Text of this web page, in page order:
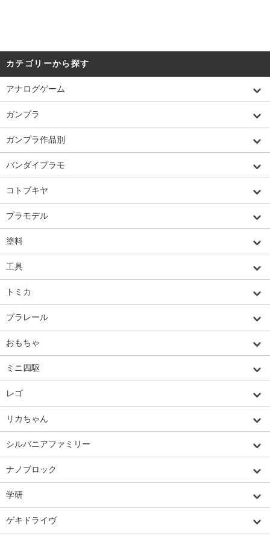
カテゴリーから探す
アナログゲーム
ガンプラ
ガンプラ作品別
バンダイプラモ
コトブキヤ
プラモデル
塗料
工具
トミカ
プラレール
おもちゃ
ミニ四駆
レゴ
リカちゃん
シルバニアファミリー
ナノブロック
学研
ゲキドライヴ